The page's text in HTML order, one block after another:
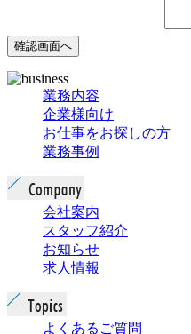
業務内容
企業様向け
お仕事をお探しの方
業務事例
会社案内
スタッフ紹介
お知らせ
求人情報
よくあるご質問